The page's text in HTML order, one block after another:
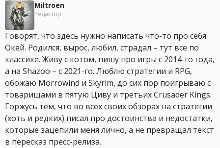
Miltroen
Редактор
Говорят, что здесь нужно написать что-то про себя.
Окей. Родился, вырос, любил, страдал – тут все по
классике. Живу с котом, пишу про игры с 2014-го года,
а на Shazoo – с 2021-го. Люблю стратегии и RPG,
обожаю Morrowind и Skyrim, до сих пор поигрываю с
товарищами в пятую Циву и третьих Crusader Kings.
Горжусь тем, что во всех своих обзорах на стратегии
(хоть и редких) писал про достоинства и недостатки,
которые зацепили меня лично, а не превращал текст
в пересказ пресс-релиза.